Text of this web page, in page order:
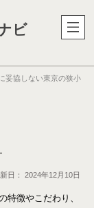
ビ
妥協しない東京の狭小
日： 2024年12月10日
特徴やこだわり、